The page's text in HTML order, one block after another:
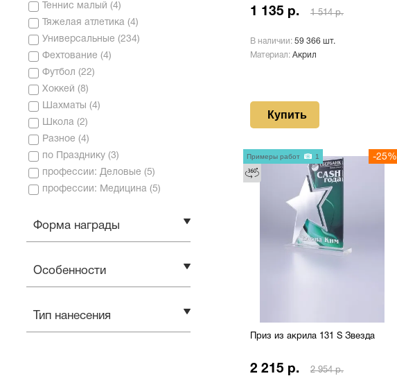
Теннис малый (4)
Тяжелая атлетика (4)
Универсальные (234)
Фехтование (4)
Футбол (22)
Хоккей (8)
Шахматы (4)
Школа (2)
Разное (4)
по Празднику (3)
профессии: Деловые (5)
профессии: Медицина (5)
Форма награды
Особенности
Тип нанесения
1 135 р. 1 514 р.
В наличии: 59 366 шт.
Материал: Акрил
Купить
Приз из акрила 131 S Звезда
2 215 р. 2 954 р.
-25%
Примеры работ 1